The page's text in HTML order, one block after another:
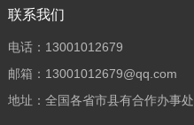
联系我们
电话：13001012679
邮箱：13001012679@qq.com
地址：全国各省市县有合作办事处